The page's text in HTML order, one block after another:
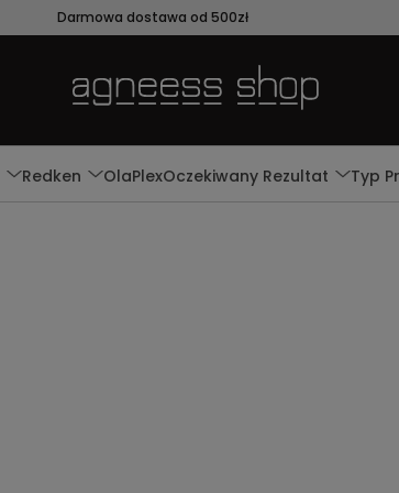
Darmowa dostawa od 500zł
Redken OlaPlexOczekiwany Rezultat Typ